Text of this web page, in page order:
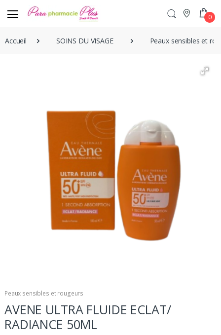
0
Accueil SOINS DU VISAGE Peaux sensibles et
Peaux sensibles et rougeurs
AVENE ULTRA FLUIDE ECLAT/
RADIANCE 50ML